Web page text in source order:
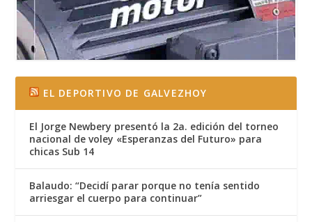
EL DEPORTIVO DE GALVEZHOY
El Jorge Newbery presentó la 2a. edición del torneo
nacional de voley «Esperanzas del Futuro» para
chicas Sub 14
Balaudo: “Decidí parar porque no tenía sentido
arriesgar el cuerpo para continuar”